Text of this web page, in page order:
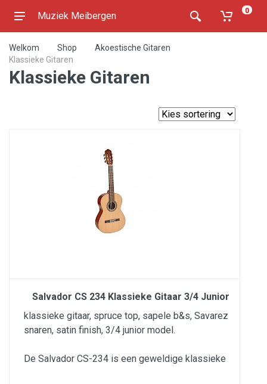
Muziek Meibergen 0
Welkom Shop
Akoestische Gitaren
Klassieke Gitaren
Klassieke Gitaren
Salvador CS 234 Klassieke Gitaar 3/4 Junior
klassieke gitaar, spruce top, sapele b&s, Savarez
snaren, satin finish, 3/4 junior model.
De Salvador CS-234 is een geweldige klassieke